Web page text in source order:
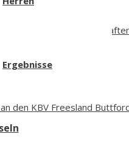
Ergebnisse
bei den FKV
den KBV Freesland